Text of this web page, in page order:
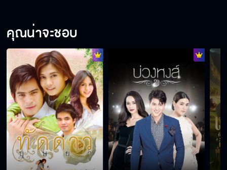
รักสุดฤทธิ์ EP.13
รักสุดฤทธิ์ EP.14
รักสุดฤทธิ์ EP.15
คุณน่าจะชอบ